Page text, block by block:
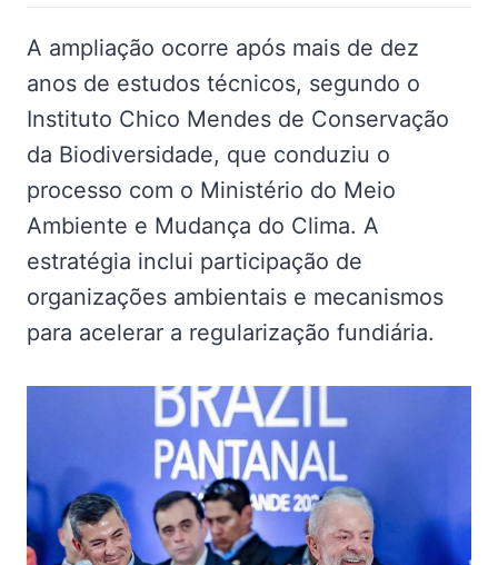
A ampliação ocorre após mais de dez
anos de estudos técnicos, segundo o
Instituto Chico Mendes de Conservação
da Biodiversidade, que conduziu o
processo com o Ministério do Meio
Ambiente e Mudança do Clima. A
estratégia inclui participação de
organizações ambientais e mecanismos
para acelerar a regularização fundiária.